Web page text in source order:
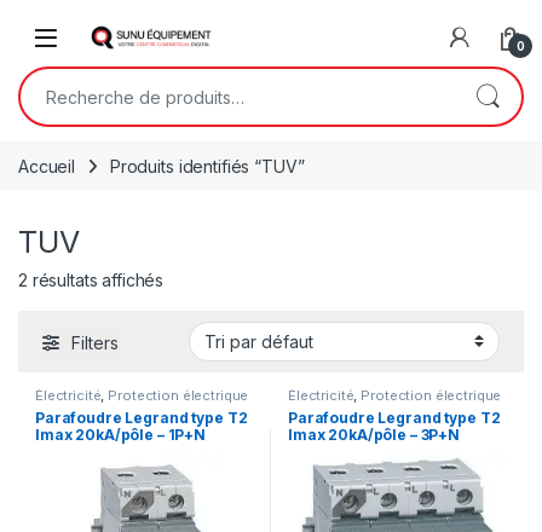
Open 0
Recherche pour :
Accueil Produits identifiés “TUV”
TUV
2 résultats affichés
Filters
Électricité, Protection électrique
Parafoudre Legrand type T2
Imax 20kA/pôle – 1P+N
Électricité, Protection électrique
Parafoudre Legrand type T2
Imax 20kA/pôle – 3P+N